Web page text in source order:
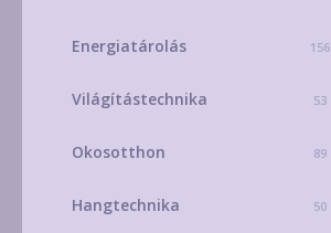
Energiatárolás 156
Világítástechnika 53
Okosotthon 89
Hangtechnika 50